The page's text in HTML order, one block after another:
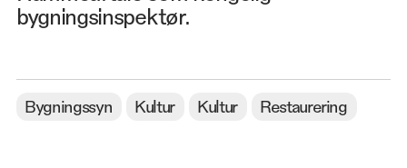
bygningsinspektør.
Bygningssyn Kultur Kultur Restaurering